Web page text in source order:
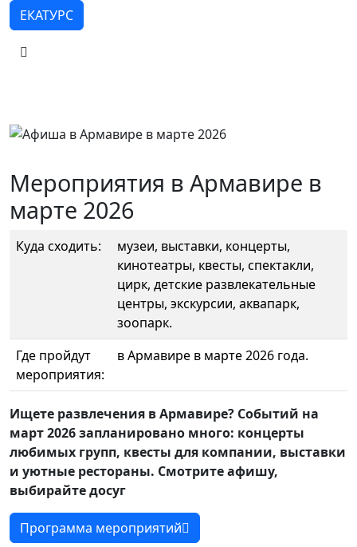
ЕКАТУРС
Мероприятия в Армавире в
марте 2026
Куда сходить:
музеи, выставки, концерты,
кинотеатры, квесты, спектакли,
цирк, детские развлекательные
центры, экскурсии, аквапарк,
зоопарк.
Где пройдут
мероприятия:
в Армавире в марте 2026 года.
Ищете развлечения в Армавире? Событий на
март 2026 запланировано много: концерты
любимых групп, квесты для компании, выставки
и уютные рестораны. Смотрите афишу,
выбирайте досуг
Программа мероприятий